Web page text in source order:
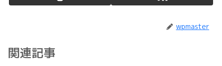
wpmaster
関連記事